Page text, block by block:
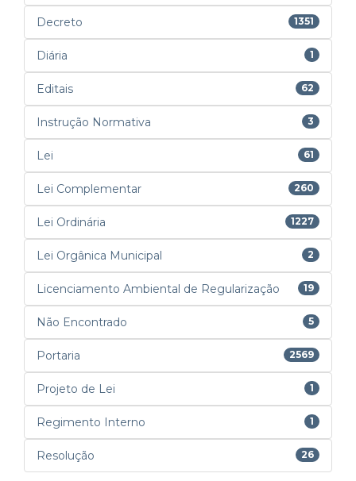
Decreto 1351
Diária 1
Editais 62
Instrução Normativa 3
Lei 61
Lei Complementar 260
Lei Ordinária 1227
Lei Orgânica Municipal 2
Licenciamento Ambiental de Regularização 19
Não Encontrado 5
Portaria 2569
Projeto de Lei 1
Regimento Interno 1
Resolução 26